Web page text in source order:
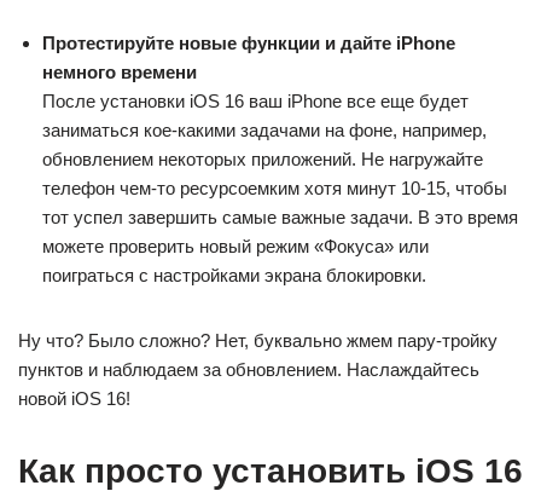
Протестируйте новые функции и дайте iPhone
немного времени
После установки iOS 16 ваш iPhone все еще будет
заниматься кое-какими задачами на фоне, например,
обновлением некоторых приложений. Не нагружайте
телефон чем-то ресурсоемким хотя минут 10-15, чтобы
тот успел завершить самые важные задачи. В это время
можете проверить новый режим «Фокуса» или
поиграться с настройками экрана блокировки.
Ну что? Было сложно? Нет, буквально жмем пару-тройку
пунктов и наблюдаем за обновлением. Наслаждайтесь
новой iOS 16!
Как просто установить iOS 16